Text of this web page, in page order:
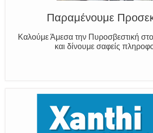
Καλούμε Άμεσα την Πυροσβεστική
και δίνουμε σαφείς